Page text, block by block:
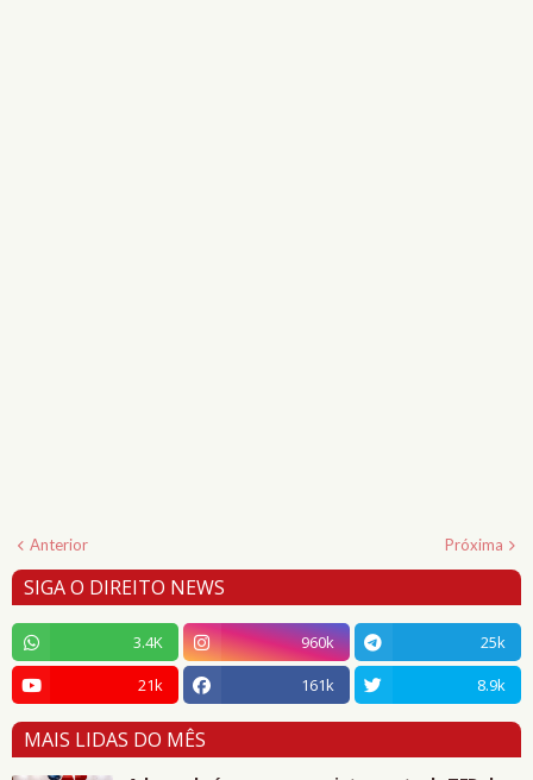
Anterior Próxima
SIGA O DIREITO NEWS
3.4K 960k
25k
21k
161k 8.9k
MAIS LIDAS DO MÊS